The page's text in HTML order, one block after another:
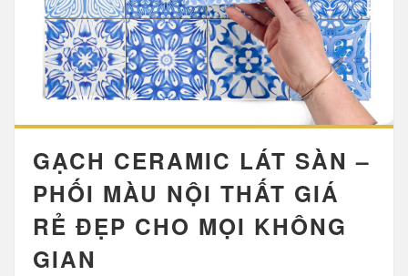
GẠCH CERAMIC LÁT SÀN –
PHỐI MÀU NỘI THẤT GIÁ
RẺ ĐẸP CHO MỌI KHÔNG
GIAN